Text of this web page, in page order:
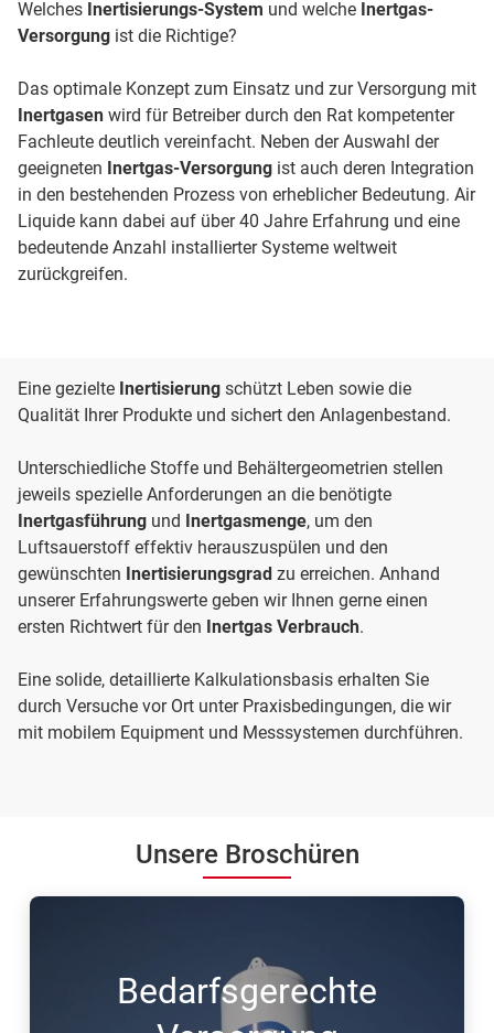
Welches Inertisierungs-System und welche Inertgas-
Versorgung ist die Richtige?
Das optimale Konzept zum Einsatz und zur Versorgung mit
Inertgasen wird für Betreiber durch den Rat kompetenter
Fachleute deutlich vereinfacht. Neben der Auswahl der
geeigneten Inertgas-Versorgung ist auch deren Integration
in den bestehenden Prozess von erheblicher Bedeutung. Air
Liquide kann dabei auf über 40 Jahre Erfahrung und eine
bedeutende Anzahl installierter Systeme weltweit
zurückgreifen.
Eine gezielte Inertisierung schützt Leben sowie die
Qualität Ihrer Produkte und sichert den Anlagenbestand.
Unterschiedliche Stoffe und Behältergeometrien stellen
jeweils spezielle Anforderungen an die benötigte
Inertgasführung und Inertgasmenge, um den
Luftsauerstoff effektiv herauszuspülen und den
gewünschten Inertisierungsgrad zu erreichen. Anhand
unserer Erfahrungswerte geben wir Ihnen gerne einen
ersten Richtwert für den Inertgas Verbrauch.
Eine solide, detaillierte Kalkulationsbasis erhalten Sie
durch Versuche vor Ort unter Praxisbedingungen, die wir
mit mobilem Equipment und Messsystemen durchführen.
Unsere Broschüren
Bedarfsgerechte